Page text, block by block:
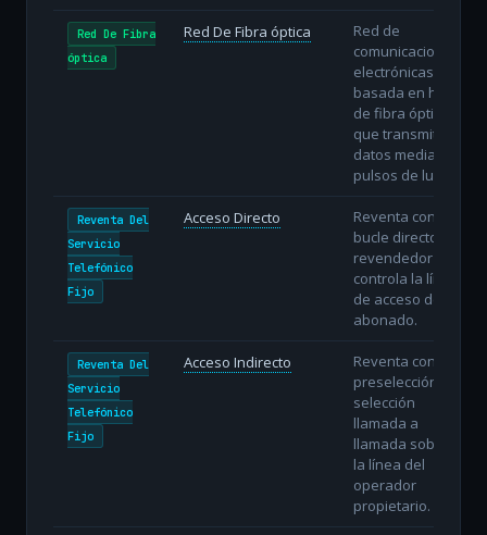
Red De Fibra
óptica
Red De Fibra óptica
Red de
comunicaciones
electrónicas
basada en hilos
de fibra óptica
que transmiten
datos mediante
pulsos de luz.
Reventa Del
Servicio
Telefónico
Fijo
Acceso Directo
Reventa con
bucle directo: el
revendedor
controla la línea
de acceso del
abonado.
Reventa Del
Servicio
Telefónico
Fijo
Acceso Indirecto
Reventa con
preselección o
selección
llamada a
llamada sobre
la línea del
operador
propietario.